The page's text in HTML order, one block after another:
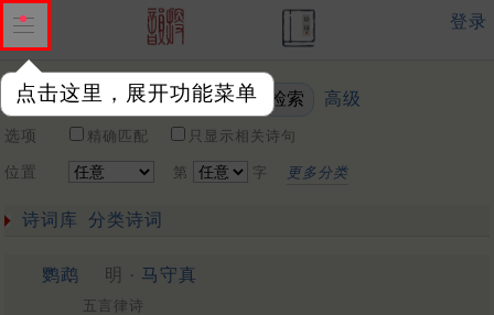
点击这里，展开功能菜单
登录
关键词 高级
选项 精确匹配 只显示相关诗句
位置 第 字 更多分类
诗词库 分类诗词
鹦鹉 明 · 马守真
五言律诗